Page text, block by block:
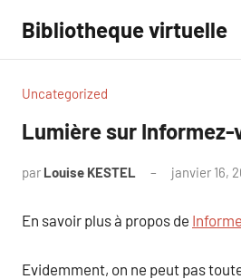
contenu
Bibliotheque virtuelle
Uncategorized
Lumière sur Informez-
par Louise KESTEL janvier 16,
En savoir plus à propos de
Evidemment, on ne peut pas